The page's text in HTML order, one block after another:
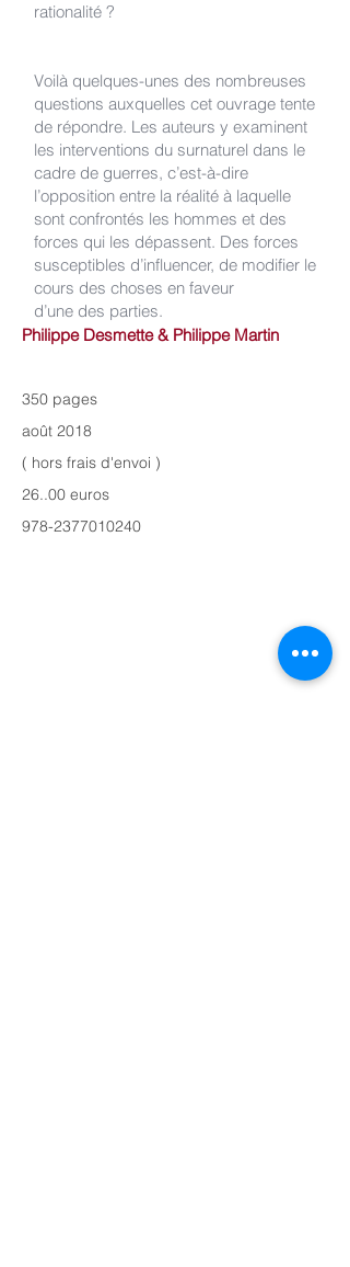
rationalité ?
Voilà quelques-unes des nombreuses
questions auxquelles cet ouvrage tente
de répondre. Les auteurs y examinent
les interventions du surnaturel dans le
cadre de guerres, c’est-à-dire
l’opposition entre la réalité à laquelle
sont confrontés les hommes et des
forces qui les dépassent. Des forces
susceptibles d’influencer, de modifier le
cours des choses en faveur
d’une des parties.
Philippe Desmette & Philippe Martin
350 pages
août 2018
( hors frais d'envoi )
26..00 euros
978-2377010240